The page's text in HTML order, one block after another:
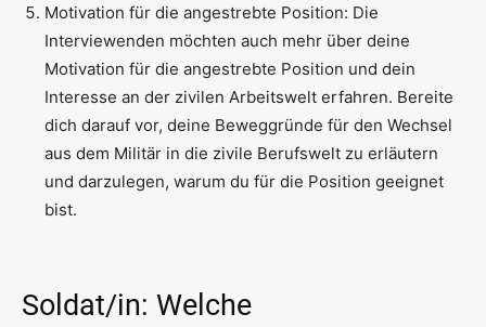
Motivation für die angestrebte Position: Die
Interviewenden möchten auch mehr über deine
Motivation für die angestrebte Position und dein
Interesse an der zivilen Arbeitswelt erfahren. Bereite
dich darauf vor, deine Beweggründe für den Wechsel
aus dem Militär in die zivile Berufswelt zu erläutern
und darzulegen, warum du für die Position geeignet
bist.
Soldat/in: Welche